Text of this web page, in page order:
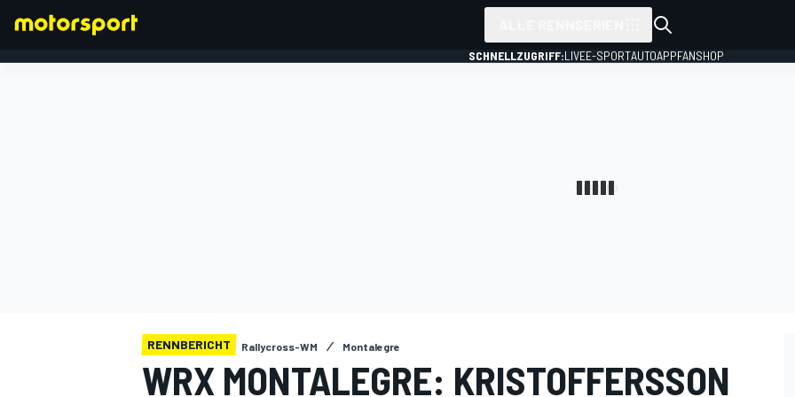
SCHNELLZUGRIFF:LIVEE-SPORTAUTOAPPFANSHOP
RENNBERICHT Rallycross-WM Montalegre
WRX MONTALEGRE: KRISTOFFERSSON